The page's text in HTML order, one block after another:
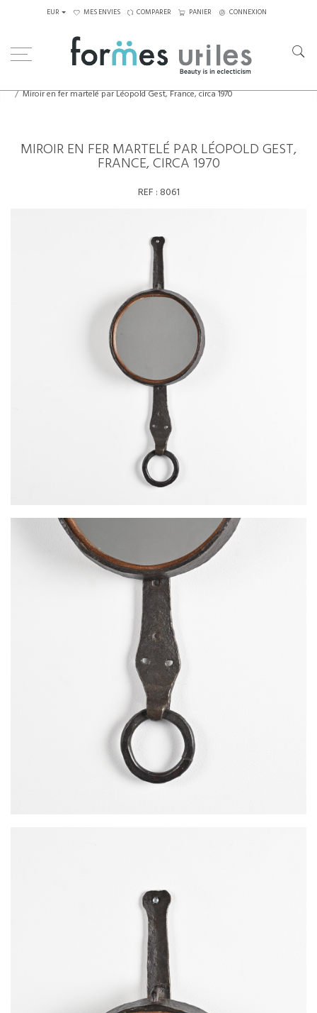
EUR MES ENVIES COMPARER PANIER CONNEXION
Miroir en fer martelé par Léopold Gest, France, circa 1970
MIROIR EN FER MARTELÉ PAR LÉOPOLD GEST,
FRANCE, CIRCA 1970
REF : 8061